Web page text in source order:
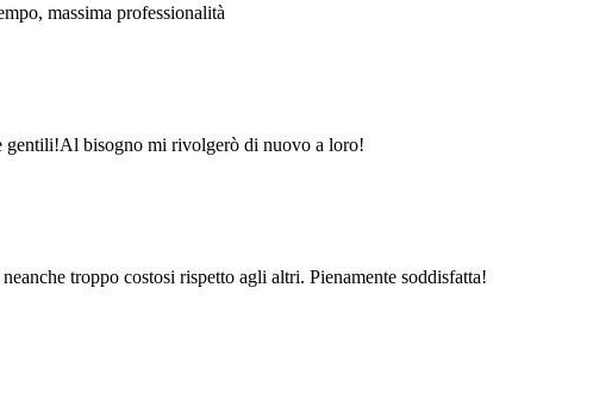
massima professionalità
gentili!Al bisogno mi rivolgerò di nuovo a loro!
troppo costosi rispetto agli altri. Pienamente soddisfatta!